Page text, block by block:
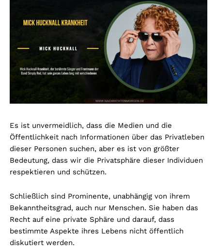
Es ist unvermeidlich, dass die Medien und die
Öffentlichkeit nach Informationen über das Privatleben
dieser Personen suchen, aber es ist von größter
Bedeutung, dass wir die Privatsphäre dieser Individuen
respektieren und schützen.
Schließlich sind Prominente, unabhängig von ihrem
Bekanntheitsgrad, auch nur Menschen. Sie haben das
Recht auf eine private Sphäre und darauf, dass
bestimmte Aspekte ihres Lebens nicht öffentlich
diskutiert werden.